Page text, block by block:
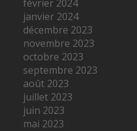
février 2024
janvier 2024
décembre 2023
novembre 2023
octobre 2023
septembre 2023
août 2023
juillet 2023
juin 2023
mai 2023